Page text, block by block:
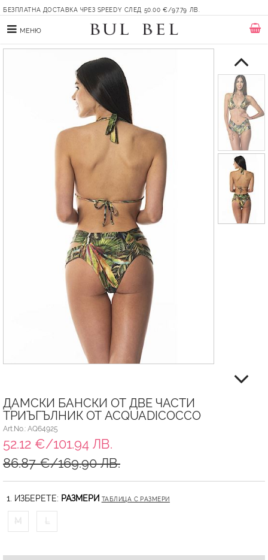
БЕЗПЛАТНА ДОСТАВКА ЧРЕЗ SPEEDY СЛЕД 50.00 €/97.79 ЛВ.
МЕНЮ
ДАМСКИ БАНСКИ ОТ ДВЕ ЧАСТИ
ТРИЪГЪЛНИК ОТ ACQUADICOCCO
Art.No.: AQ64925
52.12 €/101.94 ЛВ.
86.87 €/169.90 ЛВ.
1. ИЗБЕРЕТЕ: РАЗМЕРИ ТАБЛИЦА С РАЗМЕРИ
M L